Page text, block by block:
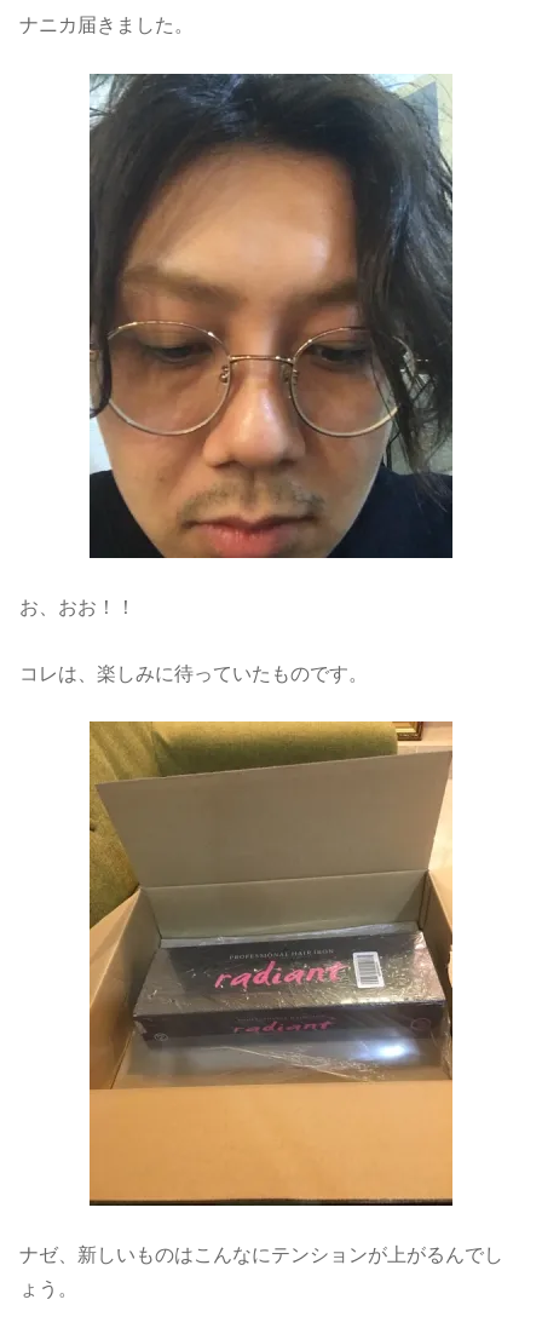
ナニカ届きました。
お、おお！！
コレは、楽しみに待っていたものです。
ナゼ、新しいものはこんなにテンションが上がるんでし
ょう。